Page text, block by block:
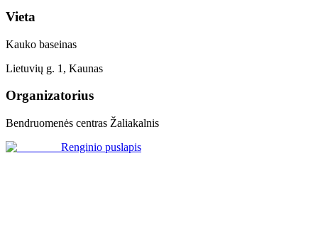
Vieta
Kauko baseinas
Lietuvių g. 1, Kaunas
Organizatorius
Bendruomenės centras Žaliakalnis
Renginio puslapis